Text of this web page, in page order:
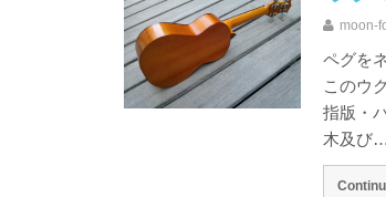
moon-
ペグを
このウ
指版・
木及び…